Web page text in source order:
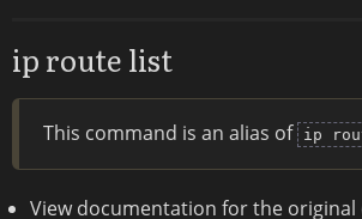
ip route list
This command is an alias of ip
View documentation for the original